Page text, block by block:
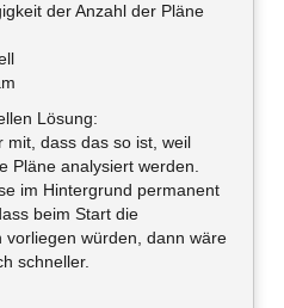
der Anzahl der Pläne
Lösung:
mit, dass das so ist, weil
Pläne analysiert werden.
im Hintergrund permanent
beim Start die
vorliegen würden, dann wäre
schneller.